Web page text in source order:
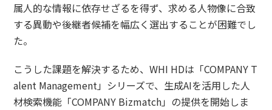
属人的な情報に依存せざるを得ず、求める人物像に合致
する異動や後継者候補を幅広く選出することが困難でし
た。
こうした課題を解決するため、WHI HDは「COMPANY T
alent Management」シリーズで、生成AIを活用した人
材検索機能「COMPANY Bizmatch」の提供を開始しま